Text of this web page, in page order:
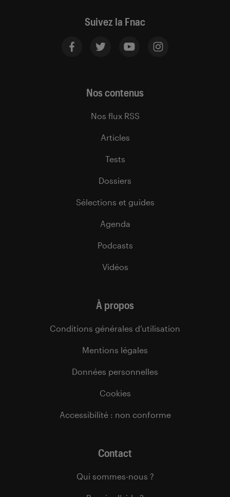
Suivez la Fnac
Nos contenus
Nos flux RSS
Articles
Tests
Dossiers
Sélections et guides
Agenda
Podcasts
Vidéos
À propos
Conditions générales d’utilisation
Mentions légales
Données personnelles
Cookies
Accessibilité : non conforme
Contact
Qui sommes-nous ?